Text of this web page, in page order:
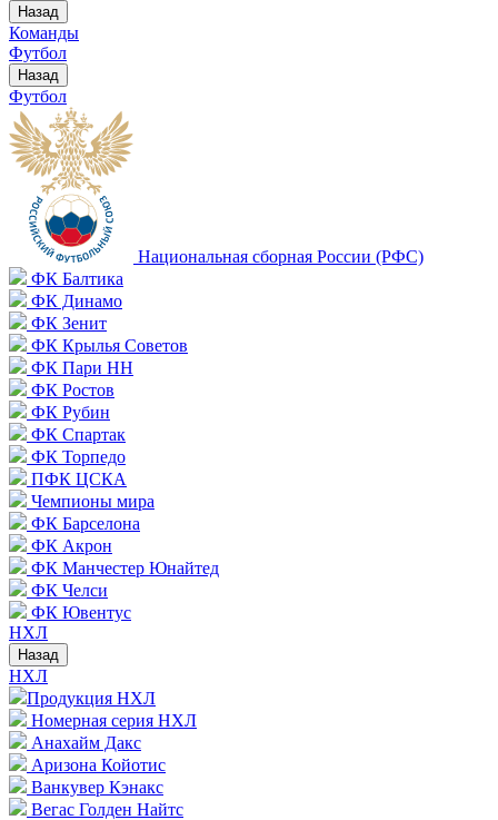
Назад
Команды
Футбол
Назад
Футбол
Национальная сборная России (РФС)
ФК Балтика
ФК Динамо
ФК Зенит
ФК Крылья Советов
ФК Пари НН
ФК Ростов
ФК Рубин
ФК Спартак
ФК Торпедо
ПФК ЦСКА
Чемпионы мира
ФК Барселона
ФК Акрон
ФК Манчестер Юнайтед
ФК Челси
ФК Ювентус
НХЛ
Назад
НХЛ
Продукция НХЛ
Номерная серия НХЛ
Анахайм Дакс
Аризона Койотис
Ванкувер Кэнакс
Вегас Голден Найтс